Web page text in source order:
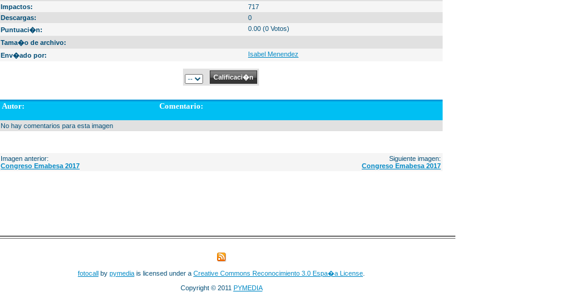
Impactos:
717
Descargas:
0
Puntuaci�n:
0.00 (0 Votos)
Tama�o de archivo:
Env�ado por:
Isabel Menendez
Autor: Comentario:
No hay comentarios para esta imagen
Imagen anterior:
Congreso Emabesa 2017
Siguiente imagen:
Congreso Emabesa 2017
fotocall by pymedia is licensed under a Creative Commons Reconocimiento 3.0 Espa�a License
Copyright © 2011 PYMEDIA